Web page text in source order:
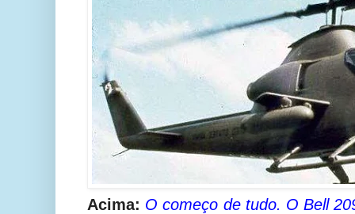
Acima: O começo de tudo. O Bell